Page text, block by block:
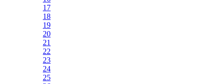
17
18
19
20
21
22
23
24
25